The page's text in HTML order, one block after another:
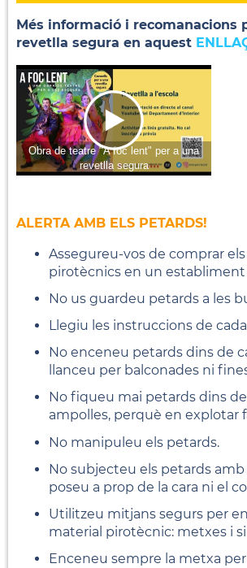
Més informació i recomanacions
revetlla segura en aquest
Obra de teatre "A foc lent" per a una
revetlla segura
ALERTA AMB ELS PETARDS!
Assegureu-vos de comprar
pirotècnics en un
No us guardeu petards a les
Llegiu les instruccions de
No enceneu petards dins de
llanceu per balconades ni
No fiqueu mai petards dins
ampolles, perquè en explotar
No manipuleu els petards.
No subjecteu els petards amb
poseu a prop de la cara ni el
Utilitzeu mitjans segurs per
material pirotècnic: metxes i
Enceneu sempre la metxa